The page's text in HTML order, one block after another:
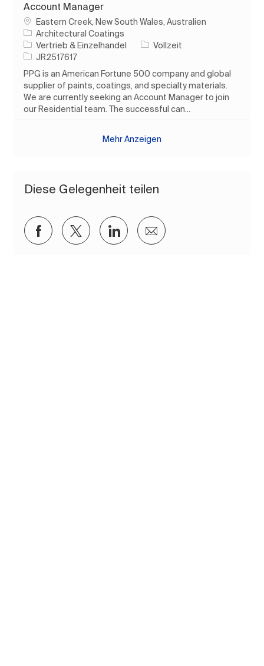
Account Manager
Ort
Eastern Creek, New South Wales, Australien
Architectural Coatings
Kategorie
Vertrieb & Einzelhandel Auftragstyp
Vollzeit
Auftrags-ID
JR2517617
PPG is an American Fortune 500 company and global
supplier of paints, coatings, and specialty materials.
We are currently seeking an Account Manager to join
our Residential team. The successful can...
Mehr Anzeigen
Diese Gelegenheit teilen
Über Facebook teilen
Über Twitter teilen
Über LinkedIn teilen
Per E-Mail teilen